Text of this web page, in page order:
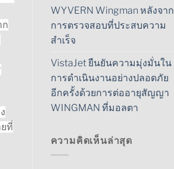
ก
ที่
WYVERN Wingman หลังจาก
การตรวจสอบที่ประสบความ
สำเร็จ
VistaJet ยืนยันความมุ่งมั่นใน
การดำเนินงานอย่างปลอดภัย
อีกครั้งด้วยการต่ออายุสัญญา
WINGMAN ที่มอลตา
ความคิดเห็นล่าสุด